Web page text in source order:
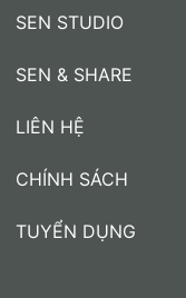
SEN STUDIO
SEN & SHARE
LIÊN HỆ
CHÍNH SÁCH
TUYỂN DỤNG